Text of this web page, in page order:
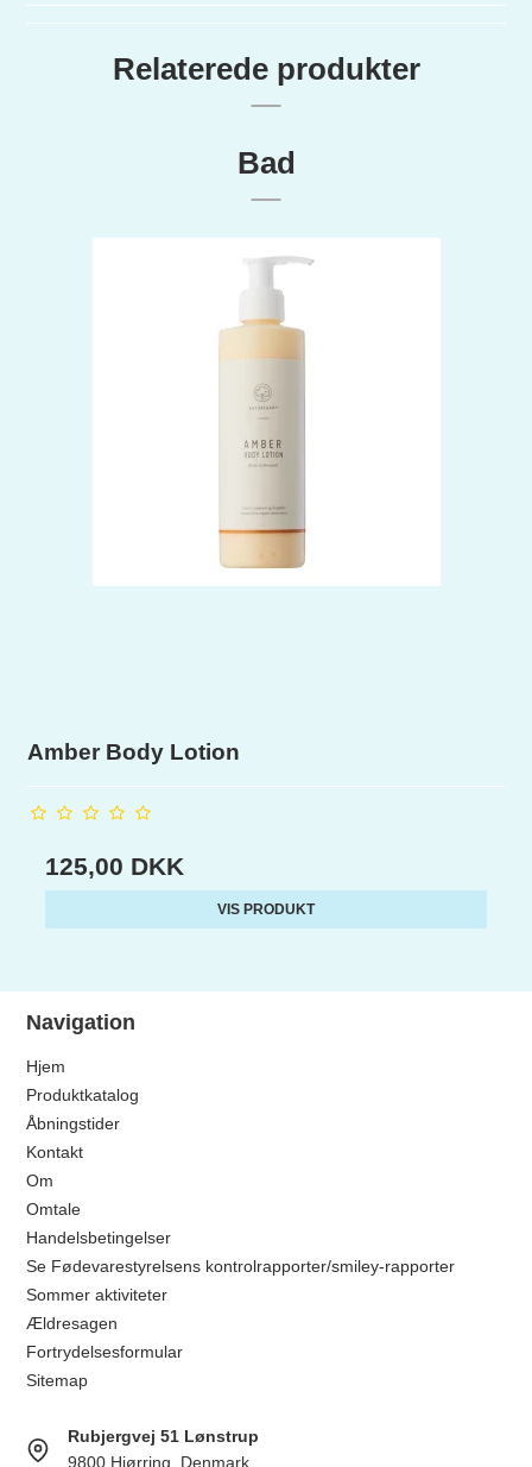
Relaterede produkter
Bad
Amber Body Lotion
125,00 DKK
VIS PRODUKT
Navigation
Hjem
Produktkatalog
Åbningstider
Kontakt
Om
Omtale
Handelsbetingelser
Se Fødevarestyrelsens kontrolrapporter/smiley-rapporter
Sommer aktiviteter
Ældresagen
Fortrydelsesformular
Sitemap
Rubjergvej 51 Lønstrup
9800 Hjørring, Denmark